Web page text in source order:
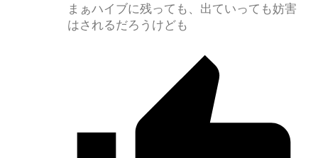
まぁハイブに残っても、出ていっても妨害
はされるだろうけども